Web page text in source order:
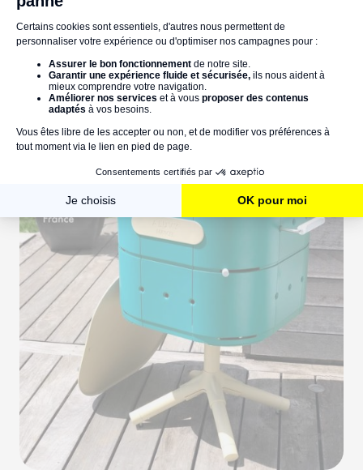
Pour les autres, essayez de limiter au maximum ces
nuages désagréables en :
Utilisantles cubes allume-feux avec modération,
Privilégiant le bois sec,
Plaçant votre barbecue à l'abri du vent,
Évitant de faire couler du jus de viande sur les
braises.